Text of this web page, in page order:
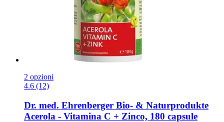
2 opzioni
4.6 (12)
Dr. med. Ehrenberger Bio- & Naturprodukte
Acerola -​ Vitamina C + Zinco, 180 capsule